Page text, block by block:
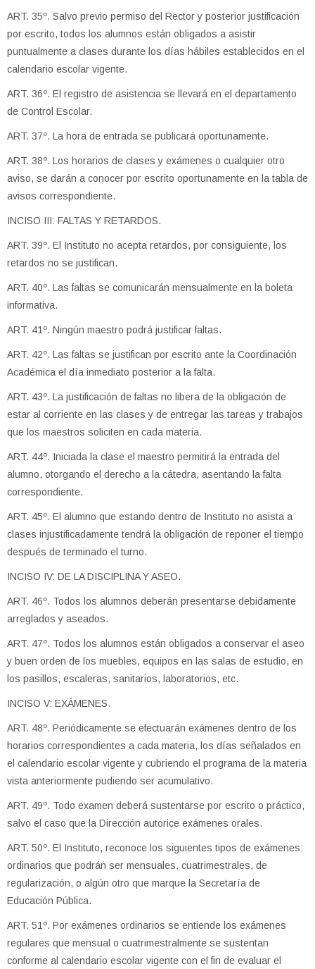
ART. 35º. Salvo previo permiso del Rector y posterior justificación
por escrito, todos los alumnos están obligados a asistir
puntualmente a clases durante los días hábiles establecidos en el
calendario escolar vigente.
ART. 36º. El registro de asistencia se llevará en el departamento
de Control Escolar.
ART. 37º. La hora de entrada se publicará oportunamente.
ART. 38º. Los horarios de clases y exámenes o cualquier otro
aviso, se darán a conocer por escrito oportunamente en la tabla de
avisos correspondiente.
INCISO III: FALTAS Y RETARDOS.
ART. 39º. El Instituto no acepta retardos, por consiguiente, los
retardos no se justifican.
ART. 40º. Las faltas se comunicarán mensualmente en la boleta
informativa.
ART. 41º. Ningún maestro podrá justificar faltas.
ART. 42º. Las faltas se justifican por escrito ante la Coordinación
Académica el día inmediato posterior a la falta.
ART. 43º. La justificación de faltas no libera de la obligación de
estar al corriente en las clases y de entregar las tareas y trabajos
que los maestros soliciten en cada materia.
ART. 44º. Iniciada la clase el maestro permitirá la entrada del
alumno, otorgando el derecho a la cátedra, asentando la falta
correspondiente.
ART. 45º. El alumno que estando dentro de Instituto no asista a
clases injustificadamente tendrá la obligación de reponer el tiempo
después de terminado el turno.
INCISO IV: DE LA DISCIPLINA Y ASEO.
ART. 46º. Todos los alumnos deberán presentarse debidamente
arreglados y aseados.
ART. 47º. Todos los alumnos están obligados a conservar el aseo
y buen orden de los muebles, equipos en las salas de estudio, en
los pasillos, escaleras, sanitarios, laboratorios, etc.
INCISO V: EXÁMENES.
ART. 48º. Periódicamente se efectuarán exámenes dentro de los
horarios correspondientes a cada materia, los días señalados en
el calendario escolar vigente y cubriendo el programa de la materia
vista anteriormente pudiendo ser acumulativo.
ART. 49º. Todo examen deberá sustentarse por escrito o práctico,
salvo el caso que la Dirección autorice exámenes orales.
ART. 50º. El Instituto, reconoce los siguientes tipos de exámenes:
ordinarios que podrán ser mensuales, cuatrimestrales, de
regularización, o algún otro que marque la Secretaría de
Educación Pública.
ART. 51º. Por exámenes ordinarios se entiende los exámenes
regulares que mensual o cuatrimestralmente se sustentan
conforme al calendario escolar vigente con el fin de evaluar el